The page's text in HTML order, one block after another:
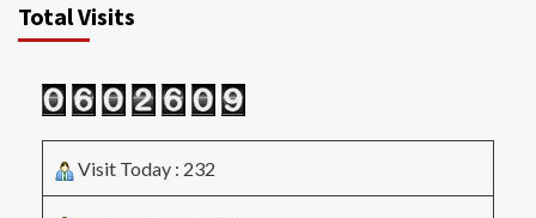
Total Visits
Visit Today : 232